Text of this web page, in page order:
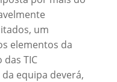
um
elementos da
TIC
equipa deverá,